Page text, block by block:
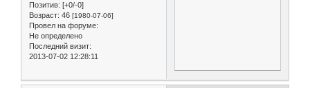
Позитив: [+0/-0]
Возраст: 46 [1980-07-06]
Провел на форуме:
Не определено
Последний визит:
2013-07-02 12:28:11